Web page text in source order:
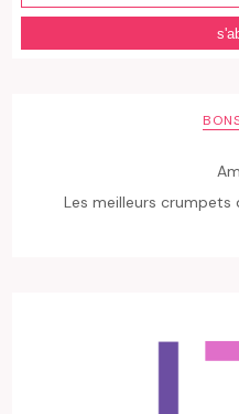
Les meilleurs crumpets